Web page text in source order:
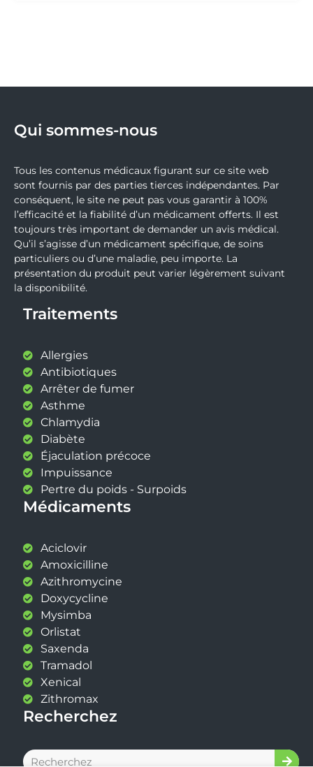
Qui sommes-nous
Tous les contenus médicaux figurant sur ce site web
sont fournis par des parties tierces indépendantes. Par
conséquent, le site ne peut pas vous garantir à 100%
l’efficacité et la fiabilité d’un médicament offerts. Il est
toujours très important de demander un avis médical.
Qu’il s’agisse d’un médicament spécifique, de soins
particuliers ou d’une maladie, peu importe. La
présentation du produit peut varier légèrement suivant
la disponibilité.
Traitements
Allergies
Antibiotiques
Arrêter de fumer
Asthme
Chlamydia
Diabète
Éjaculation précoce
Impuissance
Pertre du poids - Surpoids
Médicaments
Aciclovir
Amoxicilline
Azithromycine
Doxycycline
Mysimba
Orlistat
Saxenda
Tramadol
Xenical
Zithromax
Recherchez